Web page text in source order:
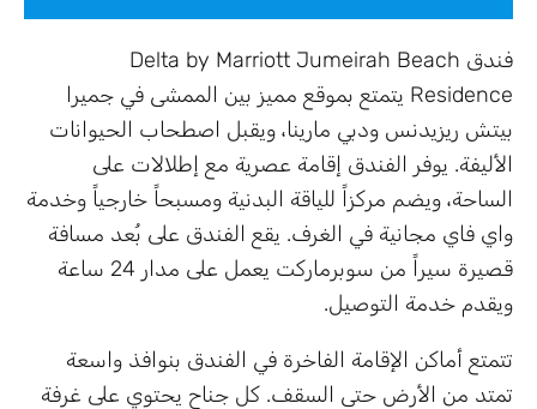
فندق Delta by Marriott Jumeirah Beach
Residence يتمتع بموقع مميز بين الممشى في جميرا
بيتش ريزيدنس ودبي مارينا، ويقبل اصطحاب الحيوانات
الأليفة. يوفر الفندق إقامة عصرية مع إطلالات على
الساحة، ويضم مركزاً للياقة البدنية ومسبحاً خارجياً وخدمة
واي فاي مجانية في الغرف. يقع الفندق على بُعد مسافة
قصيرة سيراً من سوبرماركت يعمل على مدار 24 ساعة
ويقدم خدمة التوصيل.
تتمتع أماكن الإقامة الفاخرة في الفندق بنوافذ واسعة
تمتد من الأرض حتى السقف. كل جناح يحتوي على غرفة